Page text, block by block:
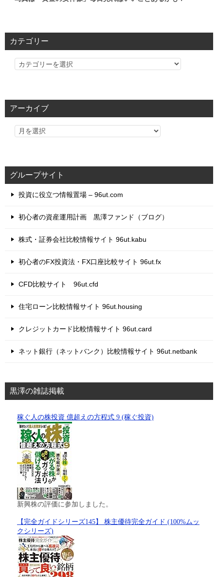
カテゴリー
カ
リ
アーカイブ
グループサイト
投資に役立つ情報置場 – 96ut.com
初心者の資産運用計画 黒澤ファンド（ブログ）
株式・証券会社比較情報サイト 96ut.kabu
初心者のFX投資法・FX口座比較サイト 96ut.fx
CFD比較サイト 96ut.cfd
住宅ローン比較情報サイト 96ut.housing
クレジットカード比較情報サイト 96ut.card
ネット銀行（ネットバンク）比較情報サイト 96ut.netbank
黒澤の雑誌掲載
稼ぐ人の株投資 億超えの方程式 9 (稼ぐ投資)
新興株の評価に参加しました。
【完全ガイドシリーズ145】 株主優待完全ガイド (100%ムッ
クシリーズ)